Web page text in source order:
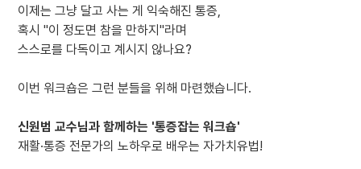
이제는 그냥 달고 사는 게 익숙해진 통증,
혹시 "이 정도면 참을 만하지"라며
스스로를 다독이고 계시지 않나요?
이번 워크숍은 그런 분들을 위해 마련했습니다.
신원범 교수님과 함께하는 '통증잡는 워크숍'
재활·통증 전문가의 노하우로 배우는 자가치유법!